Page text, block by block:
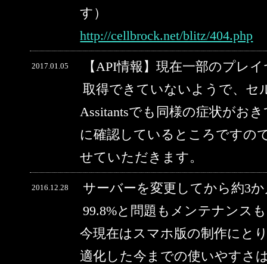
す）
http://cellbrock.net/blitz/404.php
2017.01.05
【API情報】現在一部のプレ
取得できていないようで、セ
Assitantsでも同様の症状がお
に確認しているところですの
せていただきます。
2016.12.28
サーバーを変更してから約3
99.8%と問題もメンテナンス
今現在はスマホ版の制作にと
適化した今までの使いやすさ